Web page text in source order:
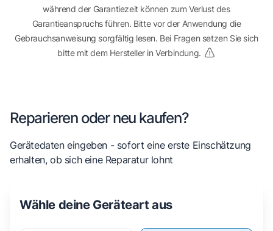
während der Garantiezeit können zum Verlust des
Garantieanspruchs führen. Bitte vor der Anwendung die
Gebrauchsanweisung sorgfältig lesen. Bei Fragen setzen Sie sich
bitte mit dem Hersteller in Verbindung.
Reparieren oder neu kaufen?
Gerätedaten eingeben - sofort eine erste Einschätzung
erhalten, ob sich eine Reparatur lohnt
Wähle deine Geräteart aus